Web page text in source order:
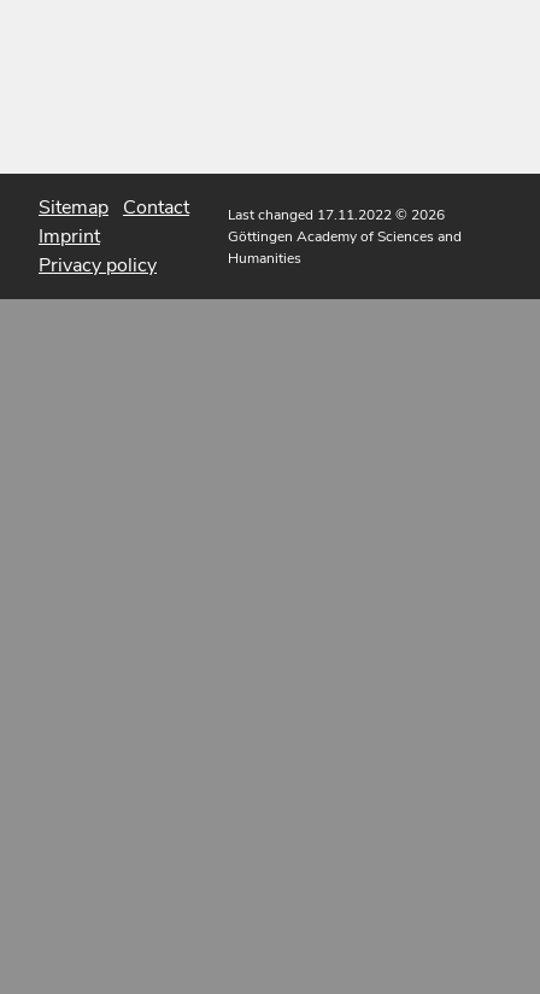
Sitemap Contact
Imprint
Privacy policy
Last changed 17.11.2022© 2026
Göttingen Academy of Sciences and
Humanities